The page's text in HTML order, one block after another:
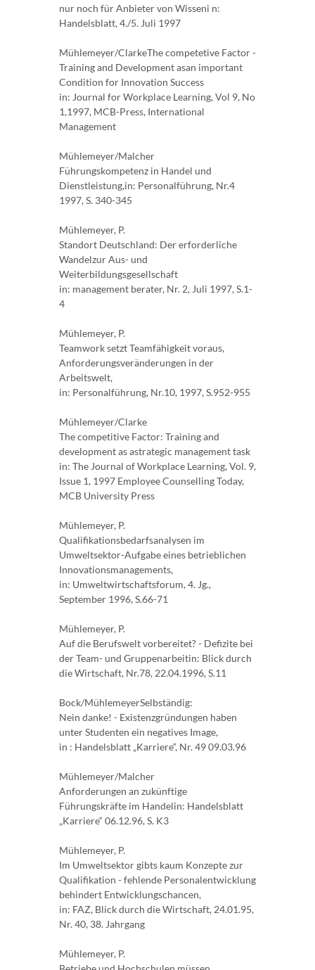
nur noch für Anbieter von Wisseni n:
Handelsblatt, 4./5. Juli 1997
Mühlemeyer/ClarkeThe competetive Factor -
Training and Development asan important
Condition for Innovation Success
in: Journal for Workplace Learning, Vol 9, No
1,1997, MCB-Press, International
Management
Mühlemeyer/Malcher
Führungskompetenz in Handel und
Dienstleistung,in: Personalführung, Nr.4
1997, S. 340-345
Mühlemeyer, P.
Standort Deutschland: Der erforderliche
Wandelzur Aus- und
Weiterbildungsgesellschaft
in: management berater, Nr. 2, Juli 1997, S.1-
4
Mühlemeyer, P.
Teamwork setzt Teamfähigkeit voraus,
Anforderungsveränderungen in der
Arbeitswelt,
in: Personalführung, Nr.10, 1997, S.952-955
Mühlemeyer/Clarke
The competitive Factor: Training and
development as astrategic management task
in: The Journal of Workplace Learning, Vol. 9,
Issue 1, 1997 Employee Counselling Today,
MCB University Press
Mühlemeyer, P.
Qualifikationsbedarfsanalysen im
Umweltsektor-Aufgabe eines betrieblichen
Innovationsmanagements,
in: Umweltwirtschaftsforum, 4. Jg.,
September 1996, S.66-71
Mühlemeyer, P.
Auf die Berufswelt vorbereitet? - Defizite bei
der Team- und Gruppenarbeitin: Blick durch
die Wirtschaft, Nr.78, 22.04.1996, S.11
Bock/MühlemeyerSelbständig:
Nein danke! - Existenzgründungen haben
unter Studenten ein negatives Image,
in : Handelsblatt „Karriere“, Nr. 49 09.03.96
Mühlemeyer/Malcher
Anforderungen an zukünftige
Führungskräfte im Handelin: Handelsblatt
„Karriere“ 06.12.96, S. K3
Mühlemeyer, P.
Im Umweltsektor gibts kaum Konzepte zur
Qualifikation - fehlende Personalentwicklung
behindert Entwicklungschancen,
in: FAZ, Blick durch die Wirtschaft, 24.01.95,
Nr. 40, 38. Jahrgang
Mühlemeyer, P.